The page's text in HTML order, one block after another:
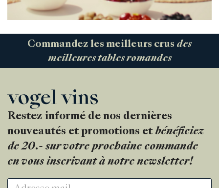
Commandez les meilleurs crus des
meilleures tables romandes
Restez informé de nos dernières
nouveautés et promotions et bénéficiez
de 20.- sur votre prochaine commande
en vous inscrivant à notre newsletter!